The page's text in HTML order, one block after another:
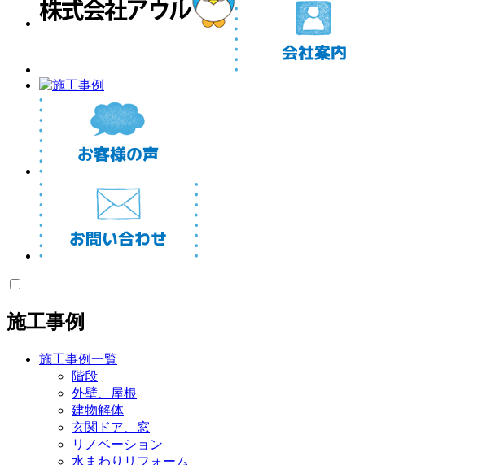
施工事例
施工事例一覧
階段
外壁、屋根
建物解体
玄関ドア、窓
リノベーション
水まわりリフォーム